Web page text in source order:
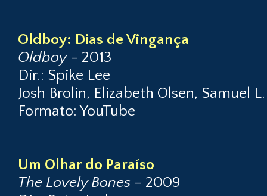
Oldboy: Dias de Vingança
Oldboy- 2013
Dir.: Spike Lee
Josh Brolin, Elizabeth Olsen, Samuel
Formato: YouTube
Um Olhar do Paraíso
The Lovely Bones - 2009